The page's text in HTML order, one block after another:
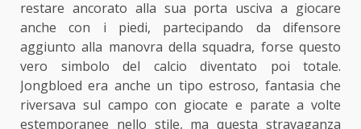
restare ancorato alla sua porta usciva a giocare
anche con i piedi, partecipando da difensore
aggiunto alla manovra della squadra, forse questo
vero simbolo del calcio diventato poi totale.
Jongbloed era anche un tipo estroso, fantasia che
riversava sul campo con giocate e parate a volte
estemporanee nello stile, ma questa stravaganza